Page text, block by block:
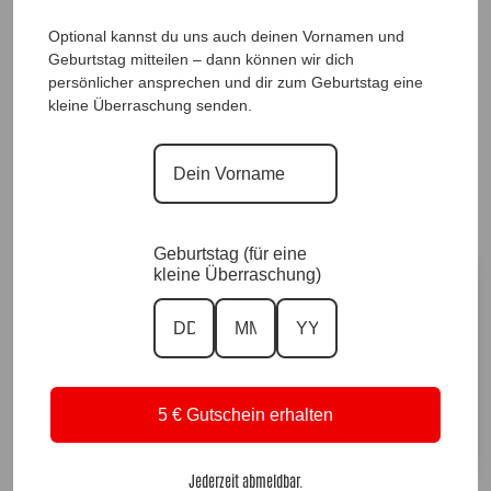
DesignSweater Lebenslust Rosso |Gr. UNI 40-
48|, Anr.: 3237
Sofort für dich verfügbar ✨
In den Warenkorb
Optional kannst du uns auch deinen Vornamen und
Geburtstag mitteilen – dann können wir dich
persönlicher ansprechen und dir zum Geburtstag eine
kleine Überraschung senden.
Geburtstag (für eine
kleine Überraschung)
5 € Gutschein erhalten
Jederzeit abmeldbar.